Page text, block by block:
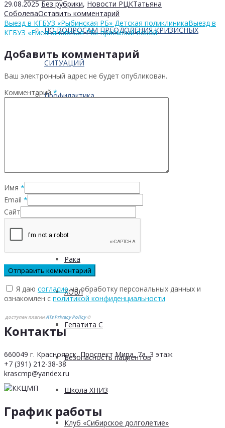
ПО ВОПРОСАМ ПРЕОДОЛЕНИЯ КРИЗИСНЫХ
СИТУАЦИЙ
Профилактика
Инфаркта
Рака
ХОБЛ
Гепатита С
Безопасность пациентов
Школа ХНИЗ
Клуб «Сибирское долголетие»
29.08.2025 Без рубрики, Новости РЦКТатьяна
СоболеваОставить комментарий
Выезд в КГБУЗ «Рыбинская РБ» Детская поликлиникаВыезд в
КГБУЗ «Емельяновская РБ» приёмный покой
Добавить комментарий
Ваш электронный адрес не будет опубликован.
Комментарий*
Имя *
Email *
Сайт
Я даю согласиена обработку персональных данных и
ознакомлен с политикой конфиденциальности
доступен плагинATs Privacy Policy©
Контакты
660049 г. Красноярск, Проспект Мира, 7а, 3 этаж
+7 (391) 212-38-38
krascmp@yandex.ru
График работы